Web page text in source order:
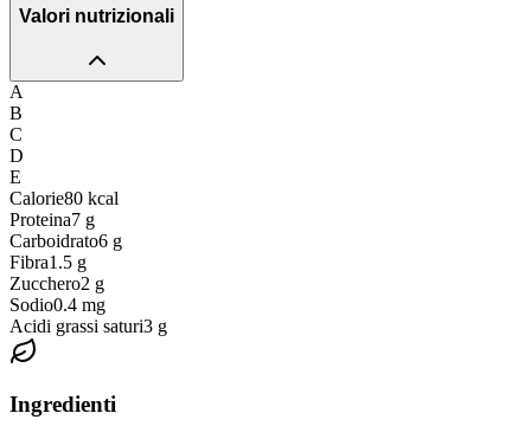
Valori nutrizionali
A
B
C
D
E
Calorie80 kcal
Proteina7 g
Carboidrato6 g
Fibra1.5 g
Zucchero2 g
Sodio0.4 mg
Acidi grassi saturi3 g
Ingredienti